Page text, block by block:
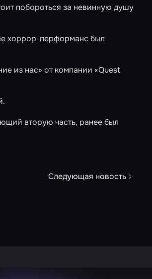
побороться за невинную душу
хоррор-перформанс был
из нас» от компании «Quest
вторую часть, ранее был
Следующая новость